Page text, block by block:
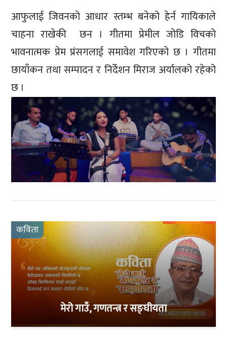
आफुलाई जिवनको आधार स्तम्भ बनेको हेर्न गायिकाले
चाहना राखेकी छन । गीतमा प्रेमील जोडि विचको
भावनात्मक प्रेम प्रंसगलाई समावेश गरिएको छ । गीतमा
छायाँकन तथा सम्पादन र निर्देशन मिराज अर्यालको रहेको
छ ।
कविता
मेरो गाउँ, गणतन्त्र र सङ्घीयता